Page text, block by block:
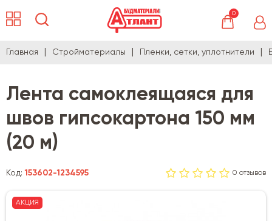
0
Главная Стройматериалы Пленки, сетки, уплотнители
Лента самоклеящаяся для
швов гипсокартона 150 мм
(20 м)
Код:153602-1234595 0 отзывов
АКЦИЯ